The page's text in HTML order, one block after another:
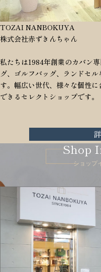
TOZAI NANBOKUYA
株式会社赤ずきんちゃん
私たちは1984年創業のカバン
グ、ゴルフバッグ、ランドセ
す。幅広い世代、様々な個性
できるセレクトショップです。
Shop
ショップ